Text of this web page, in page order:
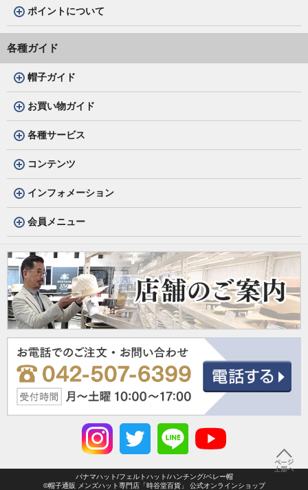
ポイントについて
各種ガイド
帽子ガイド
お買い物ガイド
各種サービス
コンテンツ
インフォメーション
会員メニュー
パナマハット/フェルトハット/ハンチング/ベレー帽
©帽子通販 メンズハット専門店「時谷堂百貨」 公式オンラインショップ